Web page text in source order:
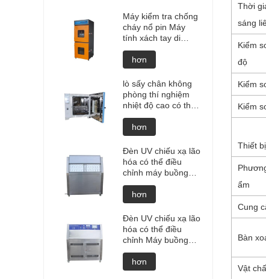
Thời
sáng
Kiểm
độ
Kiểm
Kiểm
Thiết
ẩm
Cung
Bàn
Vật
Máy kiểm tra chống
cháy nổ pin Máy
tính xách tay di
động chất lượng
cao Pin Lithium nổ
thử nghiệm nổ Máy
kiểm tra pin Máy
kiểm tra pin giá sản
xuất
hơn
lò sấy chân không
phòng thí nghiệm
nhiệt độ cao có thể
lập trình lò sấy chân
không giá buồng
khử khí chân không
của lò tùy chỉnh
thiết bị sấy chân
không
hơn
Đèn UV chiếu xạ lão
hóa có thể điều
chỉnh máy buồng
thử nghiệm kiểm tra
thời tiết UV Buồng
lão hóa UV kiểm tra
thời tiết gia tốc
hơn
Đèn UV chiếu xạ lão
hóa có thể điều
chỉnh Máy buồng
thử nghiệm thời tiết
UV Buồng lão hóa
UV Máy kiểm tra
hơn